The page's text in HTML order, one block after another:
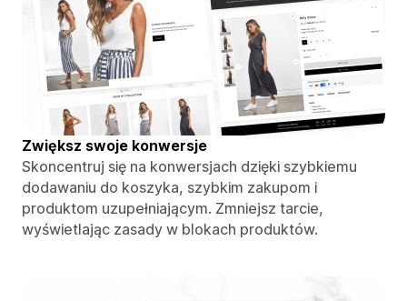
Zwiększ swoje konwersje
Skoncentruj się na konwersjach dzięki szybkiemu
dodawaniu do koszyka, szybkim zakupom i
produktom uzupełniającym. Zmniejsz tarcie,
wyświetlając zasady w blokach produktów.